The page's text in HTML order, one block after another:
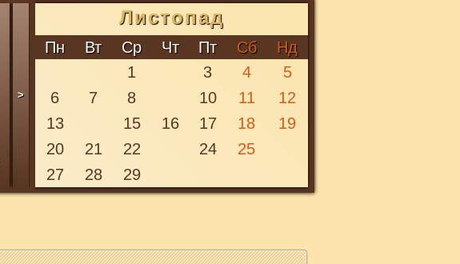
>
Листопад
Пн Вт Ср Чт Пт Сб
Нд
1
3 4
5
6
7 8 10 11
12
13
15 16 17 18
19
20
21 22 24
25
27
28 29